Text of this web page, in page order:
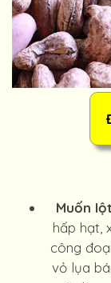
Muốn
hấp hạt,
công
vỏ lụa